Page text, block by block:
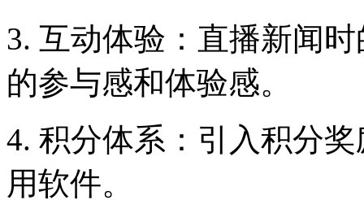
3. 互动体验：直播新闻
的参与感和体验感。
4. 积分体系：引入积分
用软件。